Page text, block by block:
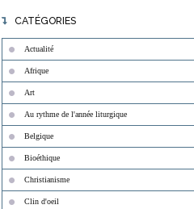
CATÉGORIES
Actualité
Afrique
Art
Au rythme de l'année liturgique
Belgique
Bioéthique
Christianisme
Clin d'oeil